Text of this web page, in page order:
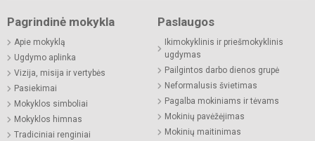
Pagrindinė mokykla
Apie mokyklą
Ugdymo aplinka
Vizija, misija ir vertybės
Pasiekimai
Mokyklos simboliai
Mokyklos himnas
Tradiciniai renginiai
Paslaugos
Ikimokyklinis ir priešmokyklinis
ugdymas
Pailgintos darbo dienos grupė
Neformalusis švietimas
Pagalba mokiniams ir tėvams
Mokinių pavėžėjimas
Mokinių maitinimas